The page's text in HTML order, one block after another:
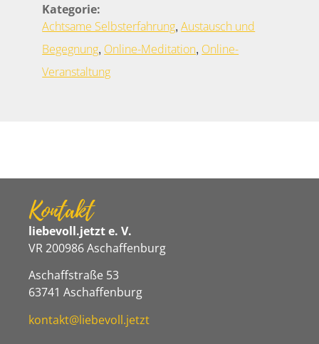
Kategorie:
Achtsame Selbsterfahrung,Austausch und
Begegnung, Online-Meditation, Online-
Veranstaltung
Kontakt
liebevoll.jetzt e. V.
VR 200986 Aschaffenburg
Aschaffstraße 53
63741 Aschaffenburg
kontakt@liebevoll.jetzt